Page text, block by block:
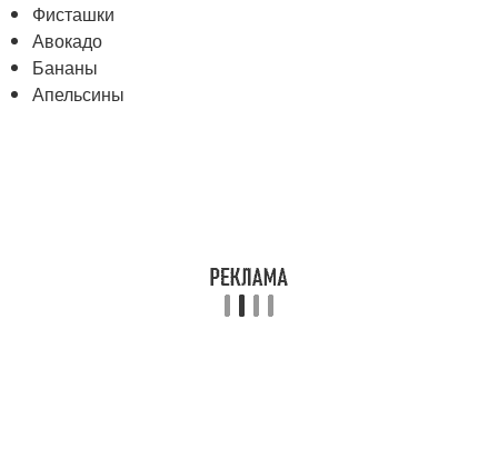
Фисташки
Авокадо
Бананы
Апельсины